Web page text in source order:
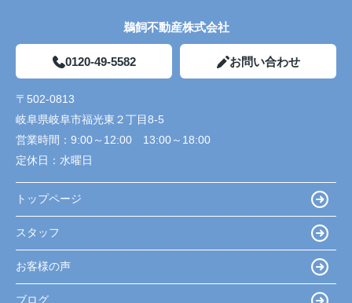
鵜飼不動産株式会社
0120-49-5582 お問い合わせ
〒502-0813
岐阜県岐阜市福光東２丁目8-5
営業時間： 9:00～12:00 13:00～18:00
定休日： 水曜日
トップページ
スタッフ
お客様の声
ブログ